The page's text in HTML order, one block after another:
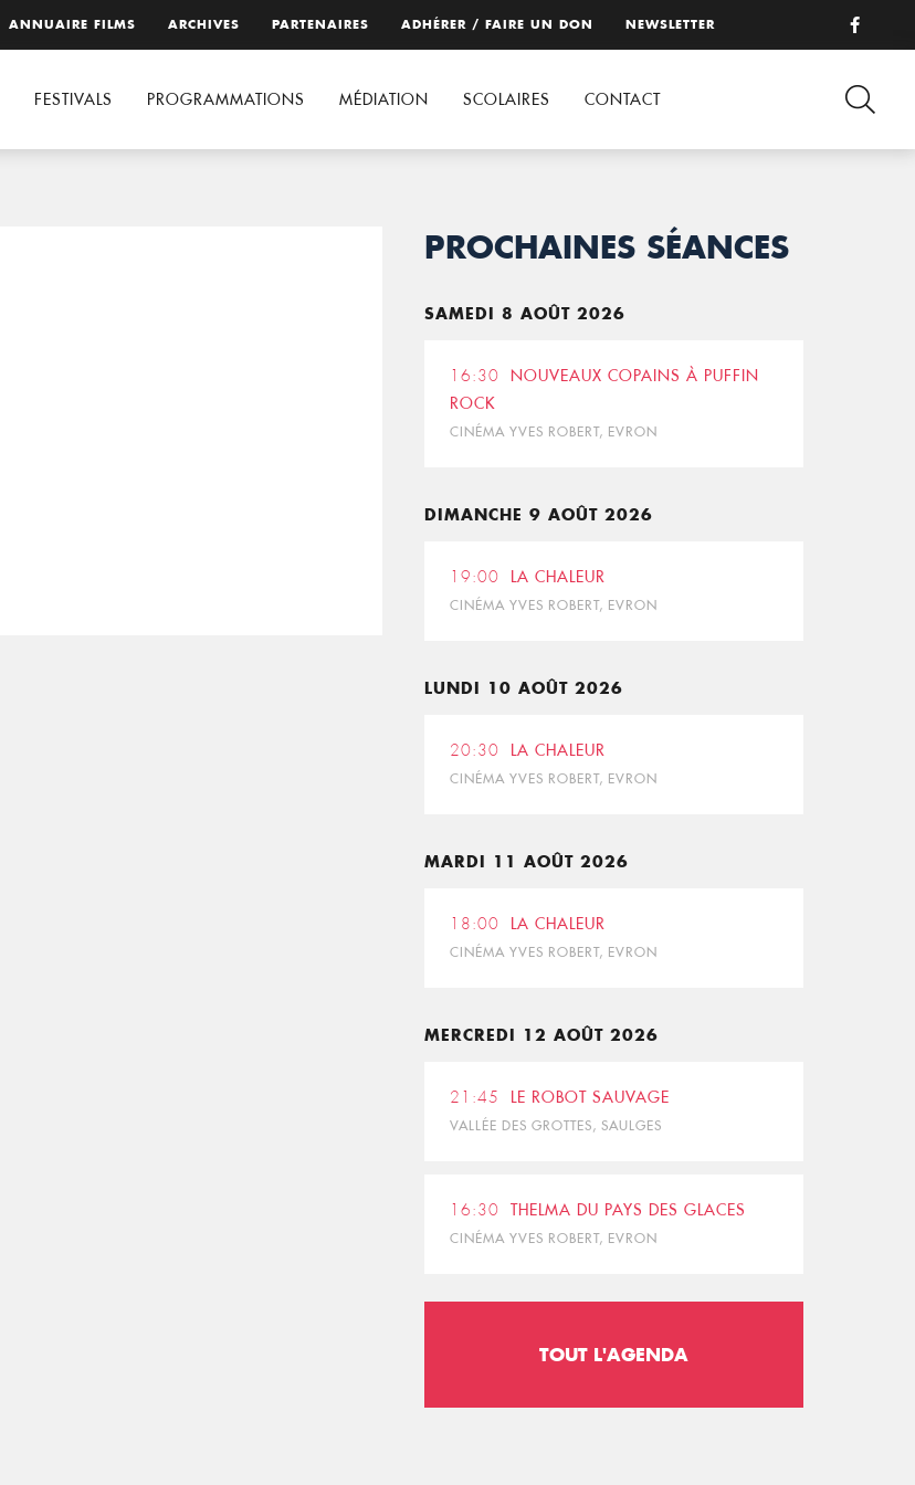
ANNUAIRE FILMS ARCHIVES PARTENAIRES ADHÉRER / FAIRE UN DON NEWSLETTER
FESTIVALS PROGRAMMATIONS MÉDIATION SCOLAIRES CONTACT
PROCHAINES SÉANCES
SAMEDI 8 AOÛT 2026
16:30
NOUVEAUX COPAINS À PUFFIN
ROCK
CINÉMA YVES ROBERT, EVRON
DIMANCHE 9 AOÛT 2026
19:00 LA CHALEUR
CINÉMA YVES ROBERT, EVRON
LUNDI 10 AOÛT 2026
20:30 LA CHALEUR
CINÉMA YVES ROBERT, EVRON
MARDI 11 AOÛT 2026
18:00 LA CHALEUR
CINÉMA YVES ROBERT, EVRON
MERCREDI 12 AOÛT 2026
21:45 LE ROBOT SAUVAGE
VALLÉE DES GROTTES, SAULGES
16:30 THELMA DU PAYS DES GLACES
CINÉMA YVES ROBERT, EVRON
TOUT L'AGENDA